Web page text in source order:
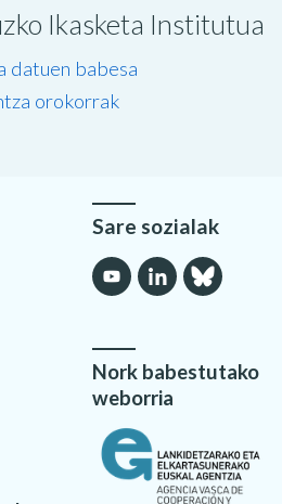
Ikasketa Institutua
datuen babesa
orokorrak
Sare sozialak
Nork babestutako
weborria